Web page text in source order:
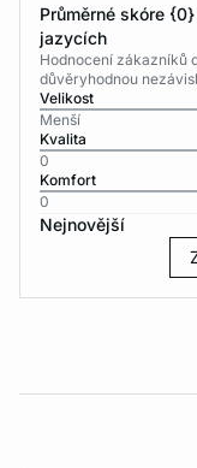
Průměrné skóre
jazycích
Hodnocení zákazníků
důvěryhodnou
Velikost
Menší
Kvalita
0
Komfort
0
Nejnovější